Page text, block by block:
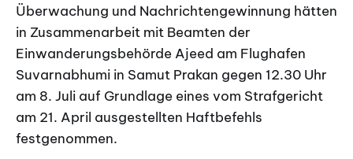
Überwachung und Nachrichtengewinnung hätten
in Zusammenarbeit mit Beamten der
Einwanderungsbehörde Ajeed am Flughafen
Suvarnabhumi in Samut Prakan gegen 12.30 Uhr
am 8. Juli auf Grundlage eines vom Strafgericht
am 21. April ausgestellten Haftbefehls
festgenommen.